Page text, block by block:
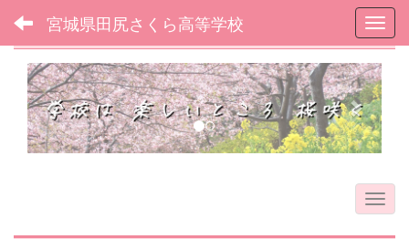
宮城県田尻さくら高等学校
フォトアルバム
p
r
e
v
n
e
x
t